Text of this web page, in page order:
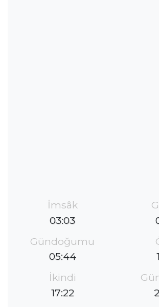
İmsâk
03:03
Gündoğumu
05:44
İkindi
17:22